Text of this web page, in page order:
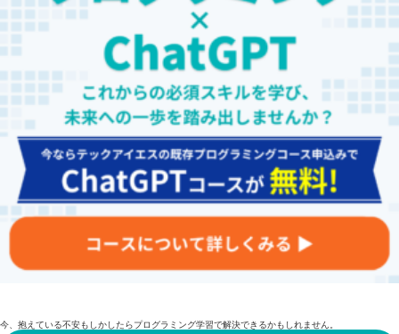
今、抱えている不安もしかしたらプログラミング学習で解決できるかもしれません。